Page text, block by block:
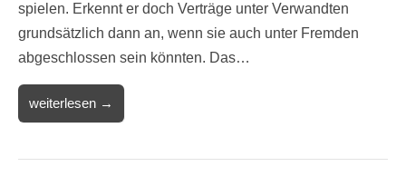
spielen. Erkennt er doch Verträge unter Verwandten
grundsätzlich dann an, wenn sie auch unter Fremden
abgeschlossen sein könnten. Das…
weiterlesen →